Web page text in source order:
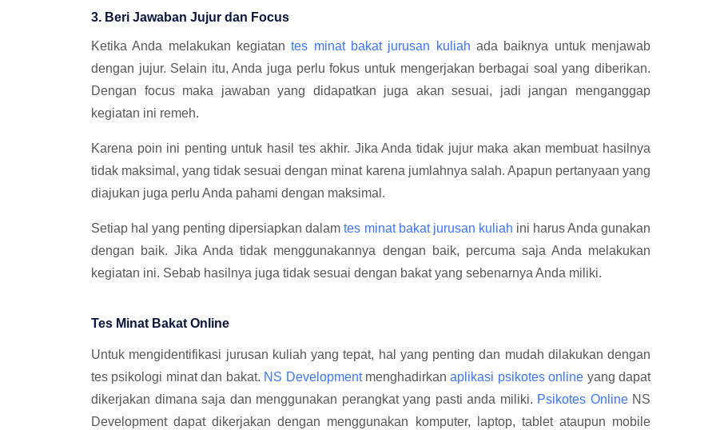
3. Beri Jawaban Jujur dan Focus
Ketika Anda melakukan kegiatantes minat bakat jurusan kuliah ada baiknya untuk menjawab
dengan jujur. Selain itu, Anda juga perlu fokus untuk mengerjakan berbagai soal yang diberikan.
Dengan focus maka jawaban yang didapatkan juga akan sesuai, jadi jangan menganggap
kegiatan ini remeh.
Karena poin ini penting untuk hasil tes akhir. Jika Anda tidak jujur maka akan membuat hasilnya
tidak maksimal, yang tidak sesuai dengan minat karena jumlahnya salah. Apapun pertanyaan yang
diajukan juga perlu Anda pahami dengan maksimal.
Setiap hal yang penting dipersiapkan dalamtes minat bakat jurusan kuliah ini harus Anda gunakan
dengan baik. Jika Anda tidak menggunakannya dengan baik, percuma saja Anda melakukan
kegiatan ini. Sebab hasilnya juga tidak sesuai dengan bakat yang sebenarnya Anda miliki.
Tes Minat Bakat Online
Untuk mengidentifikasi jurusan kuliah yang tepat, hal yang penting dan mudah dilakukan dengan
tes psikologi minat dan bakat. NS Developmentmenghadirkanaplikasi psikotes online yang dapat
dikerjakan dimana saja dan menggunakan perangkat yang pasti anda miliki. Psikotes OnlineNS
Development dapat dikerjakan dengan menggunakan komputer, laptop, tablet ataupun mobile